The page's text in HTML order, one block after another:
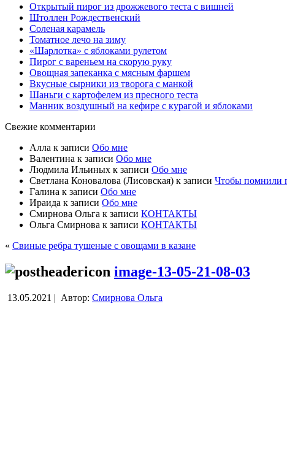
Открытый пирог из дрожжевого теста с вишней
Штоллен Рождественский
Соленая карамель
Томатное лечо на зиму
«Шарлотка» с яблоками рулетом
Пирог с вареньем на скорую руку
Овощная запеканка с мясным фаршем
Вкусные сырники из творога с манкой
Шаньги с картофелем из пресного теста
Манник воздушный на кефире с курагой и яблоками
Свежие комментарии
Алла к записи Обо мне
Валентина к записи Обо мне
Людмила Ильиных к записи Обо мне
Светлана Коновалова (Лисовская) к записи Чтобы помнили
Галина к записи Обо мне
Ираида к записи Обо мне
Смирнова Ольга к записи КОНТАКТЫ
Ольга Смирнова к записи КОНТАКТЫ
« Свиные ребра тушеные с овощами в казане
image-13-05-21-08-03
13.05.2021 | Автор: Смирнова Ольга